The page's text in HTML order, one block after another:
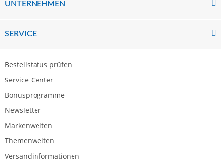
UNTERNEHMEN
SERVICE
Bestellstatus prüfen
Service-Center
Bonusprogramme
Newsletter
Markenwelten
Themenwelten
Versandinformationen